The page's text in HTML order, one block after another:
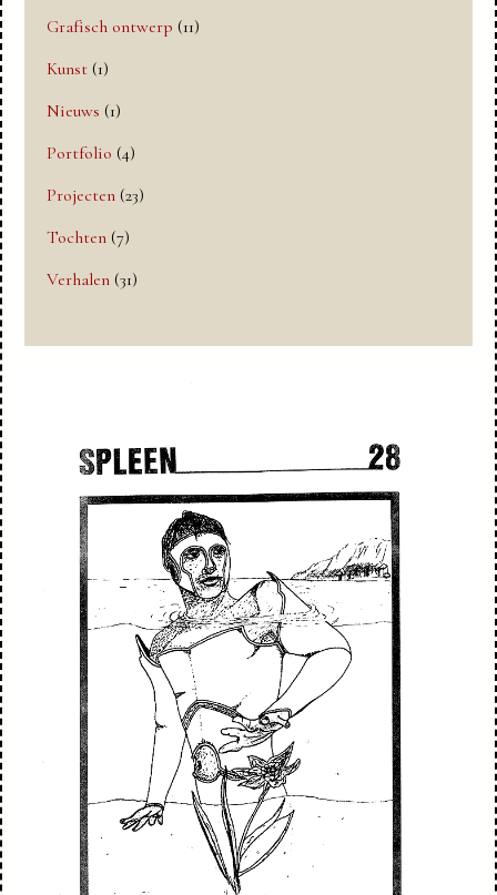
Grafisch ontwerp (11)
Kunst (1)
Nieuws (1)
Portfolio (4)
Projecten (23)
Tochten (7)
Verhalen (31)